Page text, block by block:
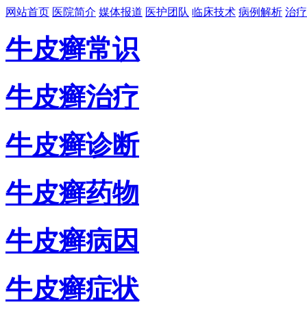
网站首页 医院简介 媒体报道 医护团队 临床技术 病例解析 治
牛皮癣常识
牛皮癣治疗
牛皮癣诊断
牛皮癣药物
牛皮癣病因
牛皮癣症状